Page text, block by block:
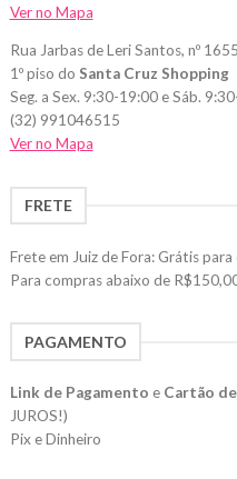
Ver no Mapa
Rua Jarbas de Leri Santos, nº
1º piso do Santa Cruz Shopping
Seg. a Sex. 9:30-19:00 e Sáb.
(32) 991046515
Ver no Mapa
FRETE
Frete em Juiz de Fora: Grátis
Para compras abaixo de
PAGAMENTO
Link de Pagamento e Cartão
JUROS!)
Pix e Dinheiro